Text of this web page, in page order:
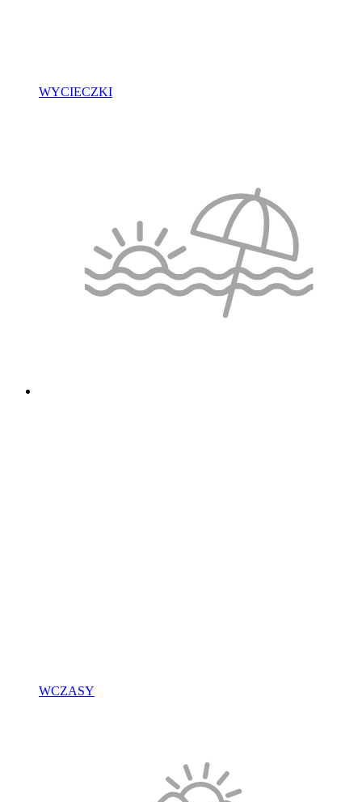
WYCIECZKI
WCZASY